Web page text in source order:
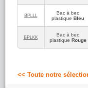
/5
(réf:BPLI9)
Tonio758fr@..
Anonyme
BPLLL
Bac à bec
plastique Bleu
BPLKK
Bac à bec
plastique Rouge
<< Toute notre